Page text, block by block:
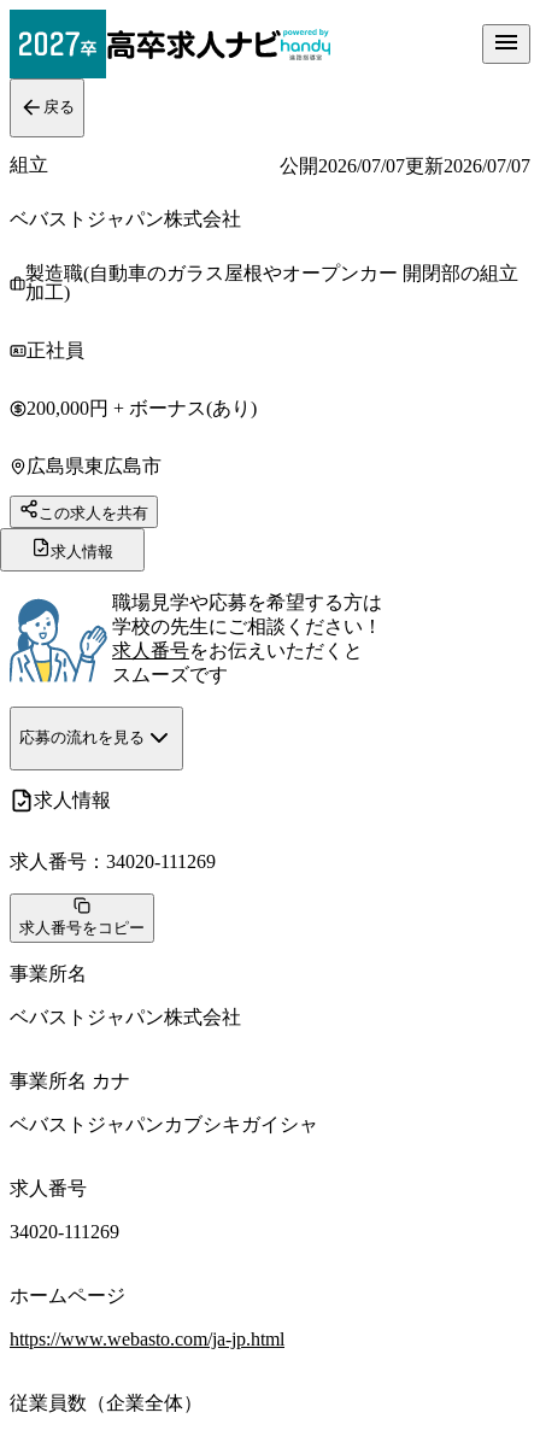
戻る
組立 公開2026/07/07更新2026/07/07
ベバストジャパン株式会社
製造職(自動車のガラス屋根やオープンカー 開閉部の組立
加工)
正社員
200,000円 + ボーナス(あり)
広島県東広島市
この求人を共有
求人情報
職場見学や応募を希望する方は
学校の先生にご相談ください！
求人番号をお伝えいただくと
スムーズです
応募の流れを見る
求人情報
求人番号： 34020-111269
求人番号をコピー
事業所名
ベバストジャパン株式会社
事業所名 カナ
ベバストジャパンカブシキガイシャ
求人番号
34020-111269
ホームページ
https://www.webasto.com/ja-jp.html
従業員数（企業全体）